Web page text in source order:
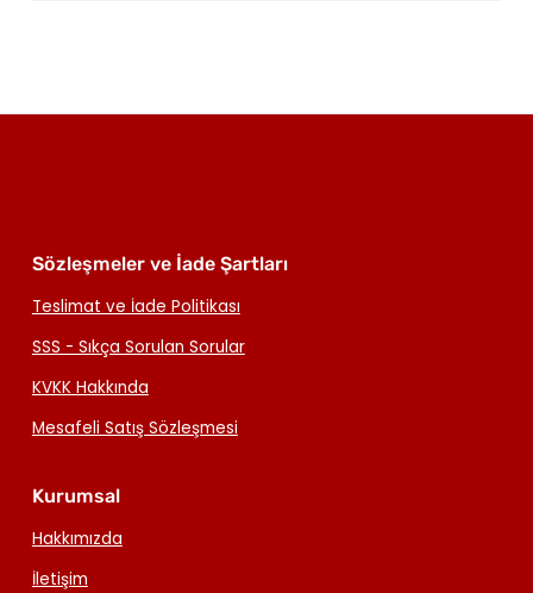
Sözleşmeler ve İade Şartları
Teslimat ve İade Politikası
SSS - Sıkça Sorulan Sorular
KVKK Hakkında
Mesafeli Satış Sözleşmesi
Kurumsal
Hakkımızda
İletişim